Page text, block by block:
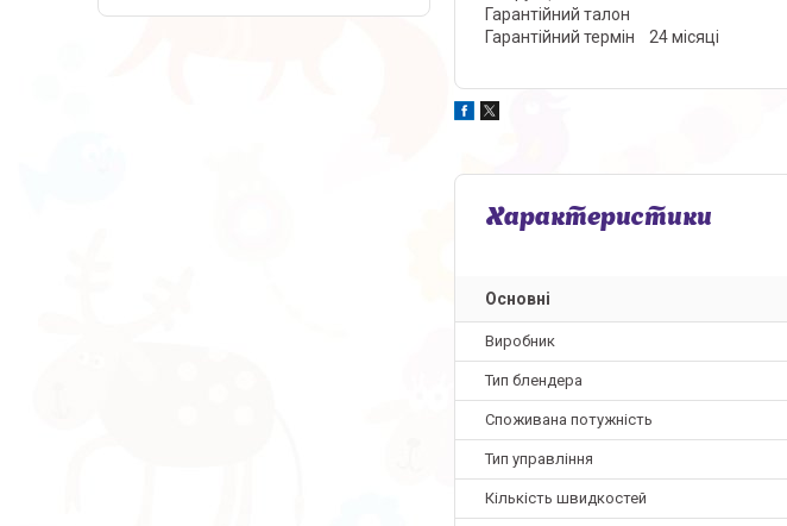
Гарантійний талон
Гарантійний термін 24 місяці
Характеристики
Основні
Виробник
Тип блендера
Споживана потужність
Тип управління
Кількість швидкостей